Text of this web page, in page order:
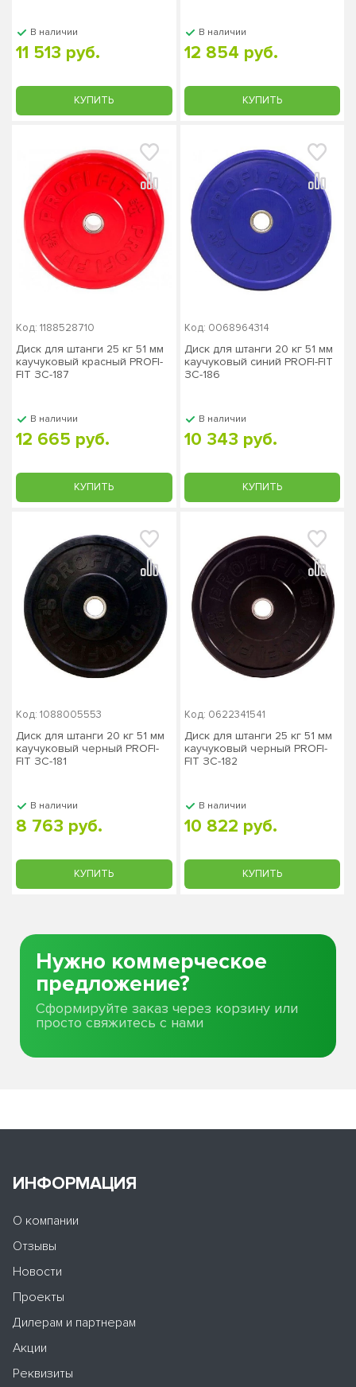
В наличии
11 513 руб.
КУПИТЬ
В наличии
12 854 руб.
КУПИТЬ
Код: 1188528710
Диск для штанги 25 кг 51 мм
каучуковый красный PROFI-
FIT ЗС-187
В наличии
12 665 руб.
КУПИТЬ
Код: 0068964314
Диск для штанги 20 кг 51 мм
каучуковый синий PROFI-FIT
ЗС-186
В наличии
10 343 руб.
КУПИТЬ
Код: 1088005553
Диск для штанги 20 кг 51 мм
каучуковый черный PROFI-
FIT ЗС-181
В наличии
8 763 руб.
КУПИТЬ
Код: 0622341541
Диск для штанги 25 кг 51 мм
каучуковый черный PROFI-
FIT ЗС-182
В наличии
10 822 руб.
КУПИТЬ
Нужно коммерческое
предложение?
Сформируйте заказ через корзину или
просто свяжитесь с нами
ИНФОРМАЦИЯ
О компании
Отзывы
Новости
Проекты
Дилерам и партнерам
Акции
Реквизиты